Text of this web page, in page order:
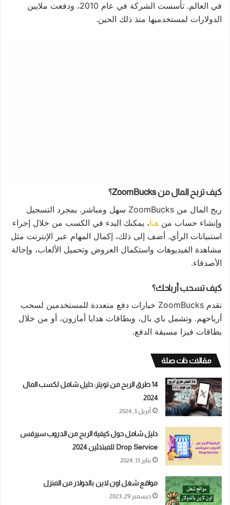
في العالم. تأسست الشركة في عام 2010، ودفعت ملايين
الدولارات لمستخدميها منذ ذلك الحين.
كيف تربح المال من ZoomBucks؟
ربح المال من ZoomBucks سهل ومباشر. بمجرد التسجيل
وإنشاء حساب من هنا، يمكنك البدء في الكسب من خلال إجراء
استبيانات الرأي. أضف إلى ذلك، إكمال المهام عبر الإنترنت مثل
مشاهدة الفيديوهات واستكمال العروض وتحميل الألعاب، وإحالة
الأصدقاء.
كيف تسحب أرباحك؟
تقدم ZoomBucks خيارات دفع متعددة للمستخدمين لسحب
أرباحهم. وتشمل باي بال، وبطاقات هدايا أمازون، أو من خلال
بطاقات فيزا مسبقة الدفع.
مقالات ذات صلة
14 طرق الربح من تويتر: دليل شامل لكسب المال
2024
أبريل 3, 2024
دليل شامل حول كيفية الربح من الدروب سيرفس
Drop Service للمبتدئين 2024
يناير 13, 2024
مواقع شغل اون لاين بالدولار من المنزل
ديسمبر 29, 2023